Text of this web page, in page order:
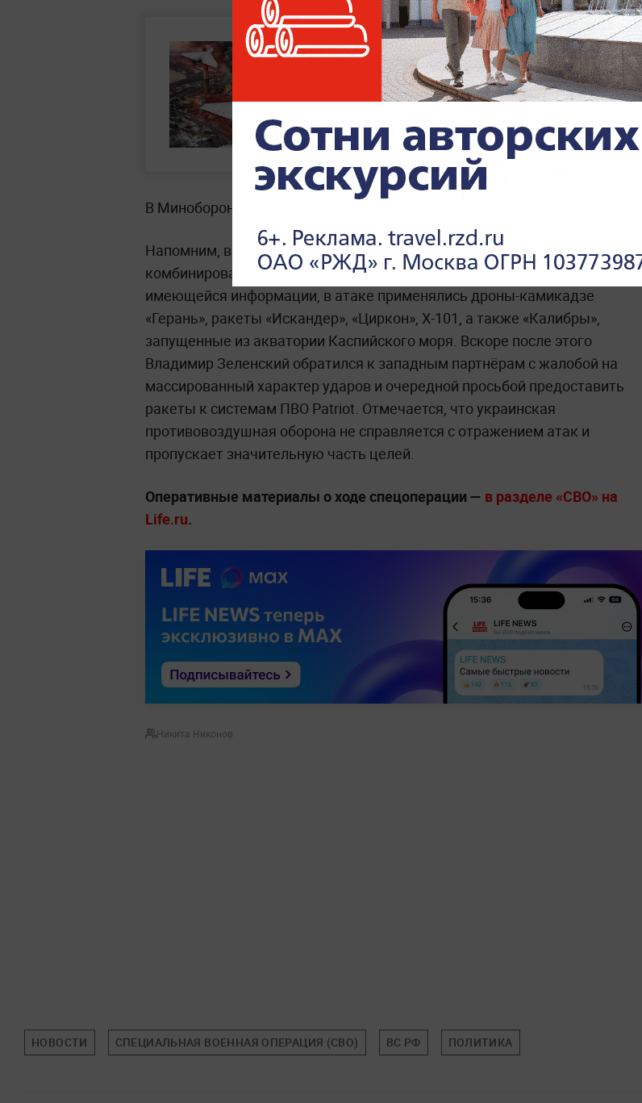
Красный рассвет для
«Мотор Сич»: Минобороны
назвало цели удара с моря
и земли по Украине
В Минобороны подчеркнули, что цели были достигнуты.
Напомним, в ночь на 2 июня Вооружённые силы России нанесли
комбинированный удар по объектам в нескольких областях Украины. По
имеющейся информации, в атаке применялись дроны-камикадзе
«Герань», ракеты «Искандер», «Циркон», Х-101, а также «Калибры»,
запущенные из акватории Каспийского моря. Вскоре после этого
Владимир Зеленский обратился к западным партнёрам с жалобой на
массированный характер ударов и очередной просьбой предоставить
ракеты к системам ПВО Patriot. Отмечается, что украинская
противовоздушная оборона не справляется с отражением атак и
пропускает значительную часть целей.
Оперативные материалы о ходе спецоперации — в разделе «СВО» на
Life.ru.
Никита Никонов
НОВОСТИ СПЕЦИАЛЬНАЯ ВОЕННАЯ ОПЕРАЦИЯ (СВО) ВС РФ ПОЛИТИКА